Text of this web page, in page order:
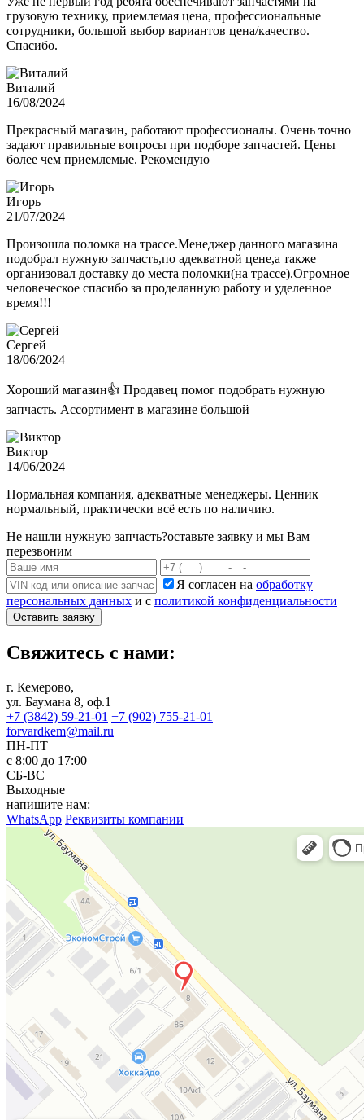
грузовую технику, приемлемая цена, профессиональные
сотрудники, большой выбор вариантов цена/качество.
Спасибо.
Виталий
16/08/2024
Прекрасный магазин, работают профессионалы. Очень точно
задают правильные вопросы при подборе запчастей. Цены
более чем приемлемые. Рекомендую
Игорь
21/07/2024
Произошла поломка на трассе.Менеджер данного магазина
подобрал нужную запчасть,по адекватной цене,а также
организовал доставку до места поломки(на трассе).Огромное
человеческое спасибо за проделанную работу и уделенное
время!!!
Сергей
18/06/2024
Хороший магазин👍 Продавец помог подобрать нужную
запчасть. Ассортимент в магазине большой
Виктор
14/06/2024
Нормальная компания, адекватные менеджеры. Ценник
нормальный, практически всё есть по наличию.
Не нашли нужную запчасть?оставьте заявку и мы Вам
перезвоним
Я согласен на обработку
персональных данных и с политикой конфиденциальности
Оставить заявку
Свяжитесь с нами:
г. Кемерово,
ул. Баумана 8, оф.1
+7 (3842) 59-21-01 +7 (902) 755-21-01
forvardkem@mail.ru
ПН-ПТ
с 8:00 до 17:00
СБ-ВС
Выходные
напишите нам:
WhatsApp Реквизиты компании